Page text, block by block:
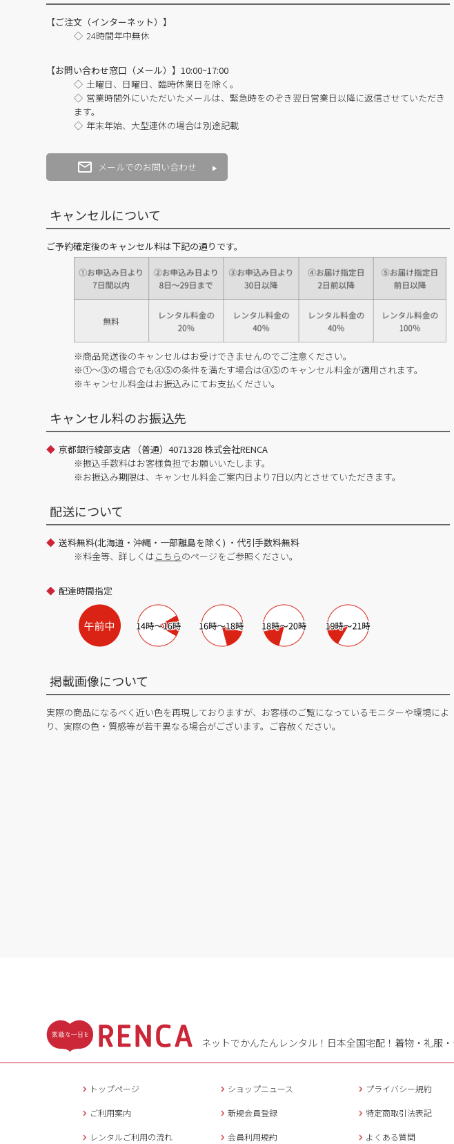
【ご注文（インターネット）】
24時間年中無休
【お問い合わせ窓口（メール）】10:00~17:00
土曜日、日曜日、臨時休業日を除く。
営業時間外にいただいたメールは、緊急時をのぞき翌日営業日以降に返信させていただき
ます。
年末年始、大型連休の場合は別途記載
メールでのお問い合わせ
キャンセルについて
ご予約確定後のキャンセル料は下記の通りです。
※商品発送後のキャンセルはお受けできませんのでご注意ください。
※①～③の場合でも④⑤の条件を満たす場合は④⑤のキャンセル料金が適用されます。
※キャンセル料金はお振込みにてお支払ください。
キャンセル料のお振込先
京都銀行綾部支店 （普通）4071328 株式会社RENCA
※振込手数料はお客様負担でお願いいたします。
※お振込み期限は、キャンセル料金ご案内日より7日以内とさせていただきます。
配送について
送料無料(北海道・沖縄・一部離島を除く) ・代引手数料無料
※料金等、詳しくはこちらのページをご参照ください。
配達時間指定
掲載画像について
実際の商品になるべく近い色を再現しておりますが、お客様のご覧になっているモニターや環境によ
り、実際の色・質感等が若干異なる場合がございます。ご容赦ください。
ネットでかんたんレンタル！日本全国宅配！ 着物・礼服
トップページ ショップニュース プライバシー規約
ご利用案内 新規会員登録 特定商取引法表記
レンタルご利用の流れ 会員利用規約 よくある質問